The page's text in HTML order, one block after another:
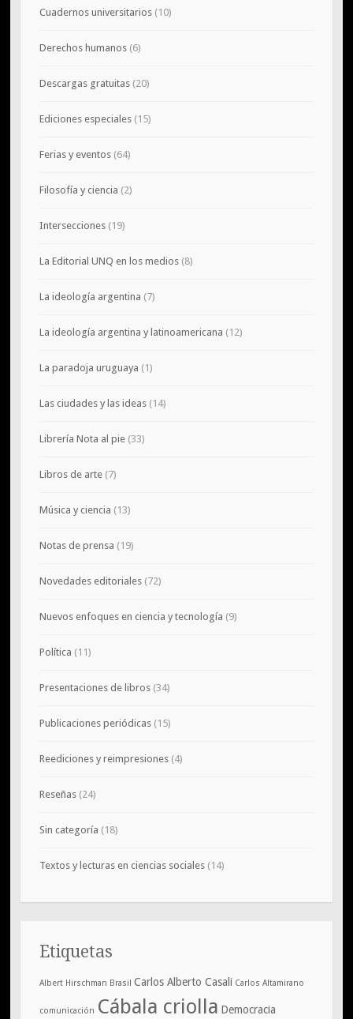
Cuadernos universitarios(10)
Derechos humanos(6)
Descargas gratuitas(20)
Ediciones especiales(15)
Ferias y eventos(64)
Filosofía y ciencia (2)
Intersecciones(19)
La Editorial UNQ en los medios(8)
La ideología argentina (7)
La ideología argentina y latinoamericana (12)
La paradoja uruguaya (1)
Las ciudades y las ideas(14)
Librería Nota al pie(33)
Libros de arte(7)
Música y ciencia (13)
Notas de prensa (19)
Novedades editoriales(72)
Nuevos enfoques en ciencia y tecnología (9)
Política (11)
Presentaciones de libros(34)
Publicaciones periódicas(15)
Reediciones y reimpresiones(4)
Reseñas(24)
Sin categoría (18)
Textos y lecturas en ciencias sociales(14)
Etiquetas
Albert Hirschman Brasil Carlos Alberto Casali Carlos Altamirano
comunicación Cábala criolla Democracia